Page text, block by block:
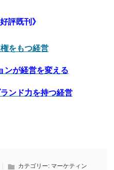
評既刊》
をもつ経営
ンが経営を変える
ンド力を持つ経営
カテゴリー: マーケティン